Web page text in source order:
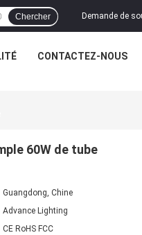
Demande de
Chercher
CONTACTEZ-NOUS
60W de tube
Guangdong, Chine
Advance Lighting
CE RoHS FCC